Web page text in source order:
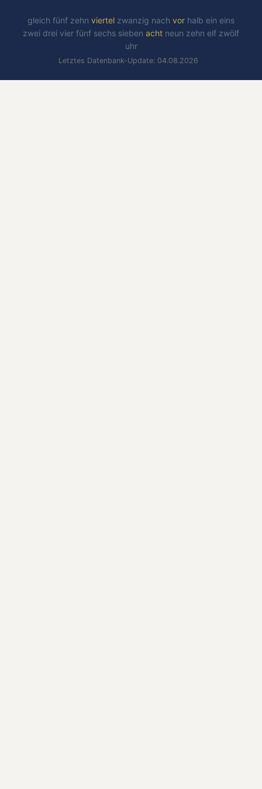
gleich fünf zehn viertel zwanzig nach vor halb ein eins
zwei drei vier fünf sechs sieben acht neun zehn elf zwölf
uhr
Letztes Datenbank-Update: 04.08.2026